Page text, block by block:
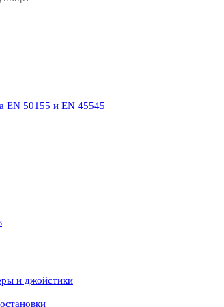
EN 50155 и EN 45545
и джойстики